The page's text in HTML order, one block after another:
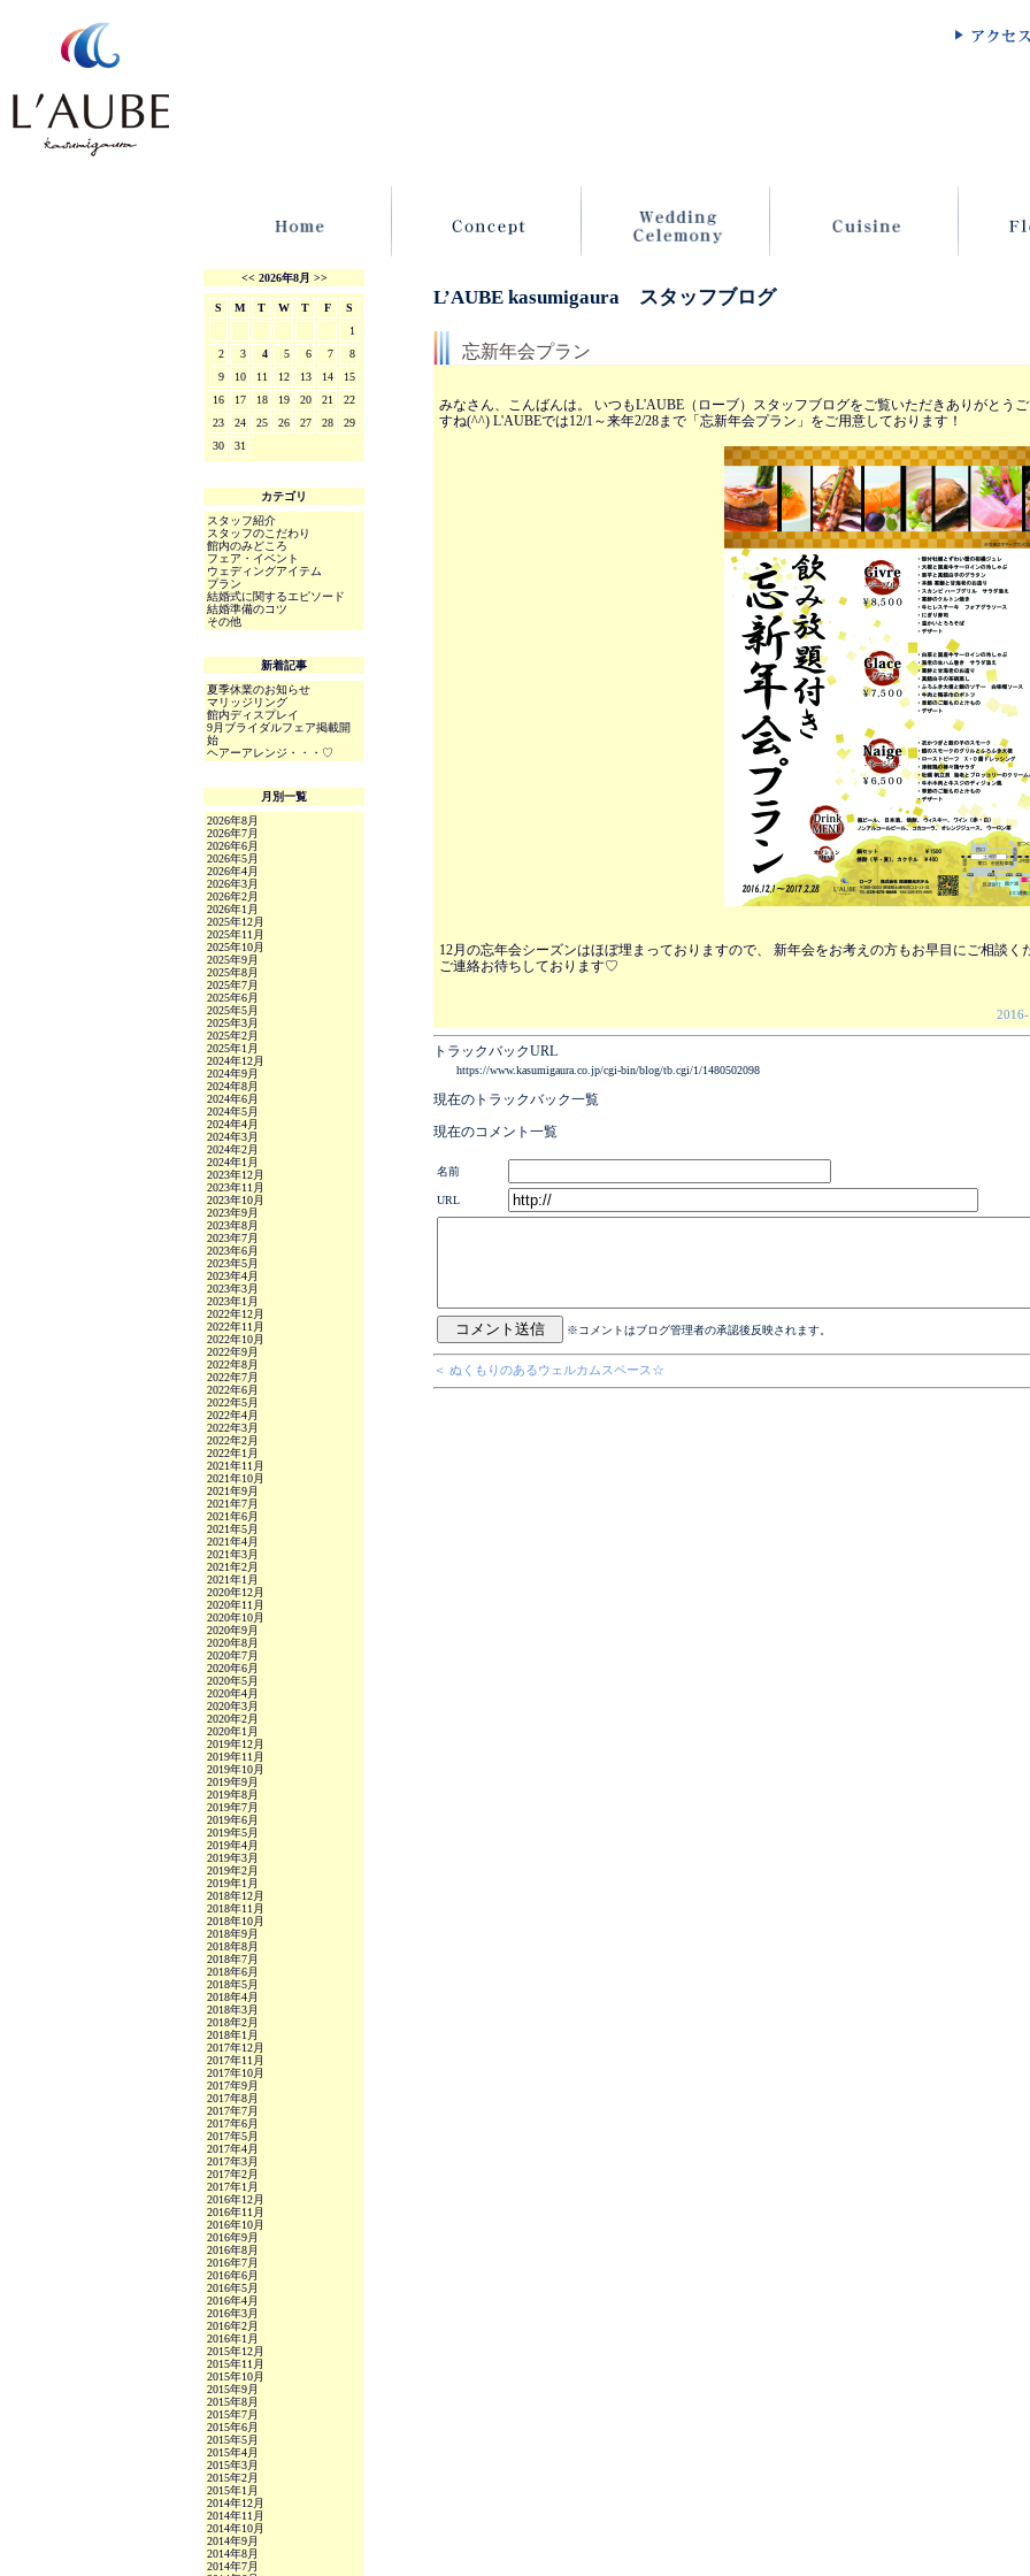
L’AUBE kasumigaura スタッフブログ
忘新年会プラン
みなさん、こんばんは。 いつもL'AUBE（ローブ）スタッフブログをご覧いただきありがとう
すね(^^) L'AUBEでは12/1～来年2/28まで「忘新年会プラン」をご用意しております！
12月の忘年会シーズンはほぼ埋まっておりますので、 新年会をお考えの方もお早目にご相談
ご連絡お待ちしております♡
トラックバックURL
https://www.kasumigaura.co.jp/cgi-bin/blog/tb.cgi/1/1480502098
現在のトラックバック一覧
現在のコメント一覧
名前
URL
※コメントはブログ管理者の承認後反映されます。
＜ ぬくもりのあるウェルカムスペース☆
<< 2026年8月 >>
S M T W T F
S
1
2
3 4 5 6 7
8
9
10 11 12 13 14
15
16
17 18 19 20 21
22
23
24 25 26 27 28
29
30
31
カテゴリ
スタッフ紹介
スタッフのこだわり
館内のみどころ
フェア・イベント
ウェディングアイテム
プラン
結婚式に関するエピソード
結婚準備のコツ
その他
新着記事
夏季休業のお知らせ
マリッジリング
館内ディスプレイ
9月ブライダルフェア掲載開
始
ヘアーアレンジ・・・♡
月別一覧
2026年8月
2026年7月
2026年6月
2026年5月
2026年4月
2026年3月
2026年2月
2026年1月
2025年12月
2025年11月
2025年10月
2025年9月
2025年8月
2025年7月
2025年6月
2025年5月
2025年3月
2025年2月
2025年1月
2024年12月
2024年9月
2024年8月
2024年6月
2024年5月
2024年4月
2024年3月
2024年2月
2024年1月
2023年12月
2023年11月
2023年10月
2023年9月
2023年8月
2023年7月
2023年6月
2023年5月
2023年4月
2023年3月
2023年1月
2022年12月
2022年11月
2022年10月
2022年9月
2022年8月
2022年7月
2022年6月
2022年5月
2022年4月
2022年3月
2022年2月
2022年1月
2021年11月
2021年10月
2021年9月
2021年7月
2021年6月
2021年5月
2021年4月
2021年3月
2021年2月
2021年1月
2020年12月
2020年11月
2020年10月
2020年9月
2020年8月
2020年7月
2020年6月
2020年5月
2020年4月
2020年3月
2020年2月
2020年1月
2019年12月
2019年11月
2019年10月
2019年9月
2019年8月
2019年7月
2019年6月
2019年5月
2019年4月
2019年3月
2019年2月
2019年1月
2018年12月
2018年11月
2018年10月
2018年9月
2018年8月
2018年7月
2018年6月
2018年5月
2018年4月
2018年3月
2018年2月
2018年1月
2017年12月
2017年11月
2017年10月
2017年9月
2017年8月
2017年7月
2017年6月
2017年5月
2017年4月
2017年3月
2017年2月
2017年1月
2016年12月
2016年11月
2016年10月
2016年9月
2016年8月
2016年7月
2016年6月
2016年5月
2016年4月
2016年3月
2016年2月
2016年1月
2015年12月
2015年11月
2015年10月
2015年9月
2015年8月
2015年7月
2015年6月
2015年5月
2015年4月
2015年3月
2015年2月
2015年1月
2014年12月
2014年11月
2014年10月
2014年9月
2014年8月
2014年7月